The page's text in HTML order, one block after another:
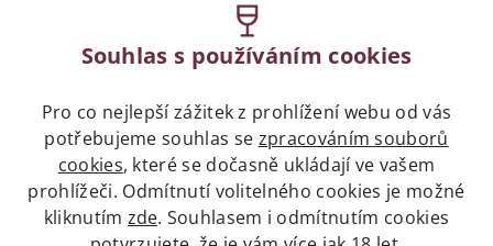
Legislativa
Zákaz prodeje alkoholických nápojů osobám
mladších 18 let.
Naše služby
Souhlas s používáním cookies
Pro co nejlepší zážitek z prohlížení webu od vás
potřebujeme souhlas se zpracováním souborů
cookies, které se dočasně ukládají ve vašem
prohlížeči. Odmítnutí volitelného cookies je možné
kliknutím zde. Souhlasem i odmítnutím cookies